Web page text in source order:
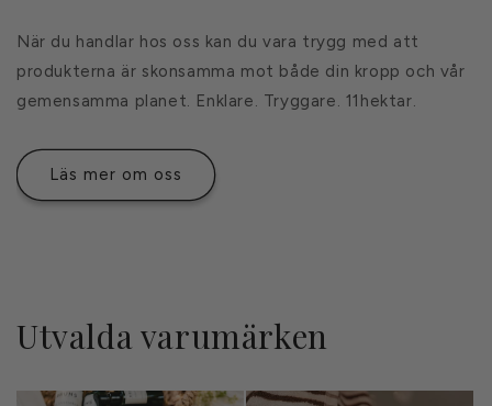
När du handlar hos oss kan du vara trygg med att
produkterna är skonsamma mot både din kropp och vår
gemensamma planet. Enklare. Tryggare. 11hektar.
Läs mer om oss
Utvalda varumärken